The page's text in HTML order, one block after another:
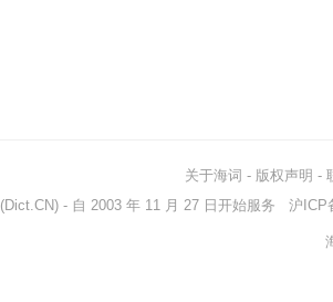
关于海词 - 版权声明 -
(Dict.CN) - 自 2003 年 11 月 27 日开始服务 沪ICP